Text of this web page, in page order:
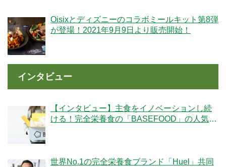
Oisixとディズニーのコラボミールキット第8弾
が登場！2021年9月9日より販売開始！
インタビュー
【インタビュー】主食をイノベーションし続
ける！完全栄養食の「BASEFOOD」の人気の
世界No.1の完全栄養食ブランド「Huel」共同